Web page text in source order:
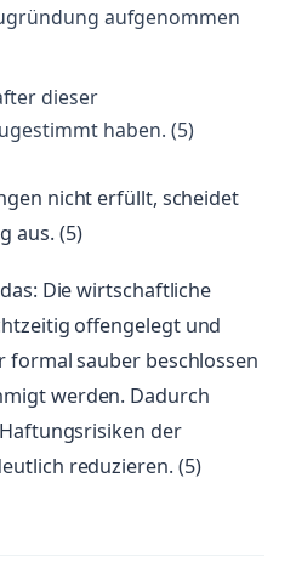
aufgenommen
dieser
haben. (5)
nicht erfüllt, scheidet
aus. (5)
Die wirtschaftliche
offengelegt und
formal sauber beschlossen
werden. Dadurch
der
reduzieren. (5)